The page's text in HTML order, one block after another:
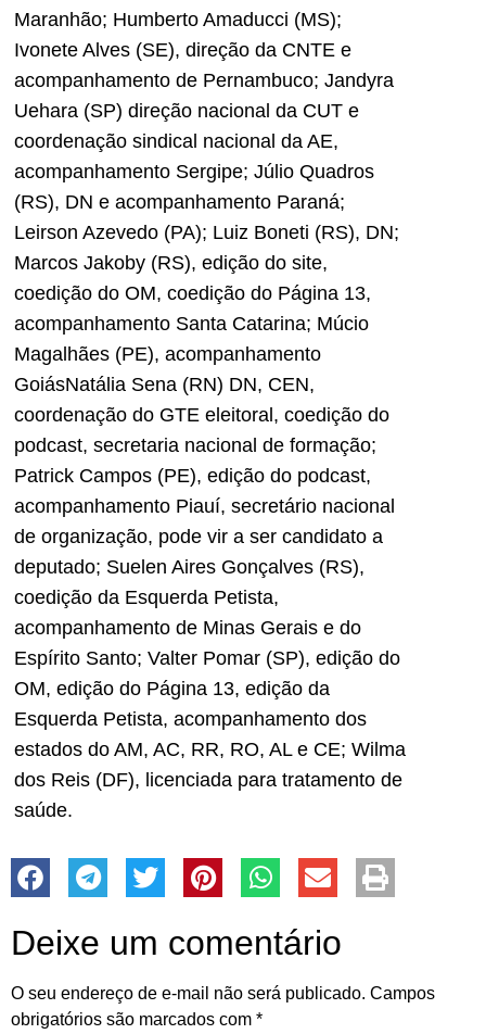
Maranhão; Humberto Amaducci (MS);
Ivonete Alves (SE), direção da CNTE e
acompanhamento de Pernambuco; Jandyra
Uehara (SP) direção nacional da CUT e
coordenação sindical nacional da AE,
acompanhamento Sergipe; Júlio Quadros
(RS), DN e acompanhamento Paraná;
Leirson Azevedo (PA); Luiz Boneti (RS), DN;
Marcos Jakoby (RS), edição do site,
coedição do OM, coedição do Página 13,
acompanhamento Santa Catarina; Múcio
Magalhães (PE), acompanhamento
GoiásNatália Sena (RN) DN, CEN,
coordenação do GTE eleitoral, coedição do
podcast, secretaria nacional de formação;
Patrick Campos (PE), edição do podcast,
acompanhamento Piauí, secretário nacional
de organização, pode vir a ser candidato a
deputado; Suelen Aires Gonçalves (RS),
coedição da Esquerda Petista,
acompanhamento de Minas Gerais e do
Espírito Santo; Valter Pomar (SP), edição do
OM, edição do Página 13, edição da
Esquerda Petista, acompanhamento dos
estados do AM, AC, RR, RO, AL e CE; Wilma
dos Reis (DF), licenciada para tratamento de
saúde.
Deixe um comentário
O seu endereço de e-mail não será publicado. Campos
obrigatórios são marcados com *